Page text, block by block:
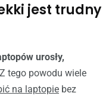
jest trudny
urosły,
Z tego powodu wiele
na laptopie bez